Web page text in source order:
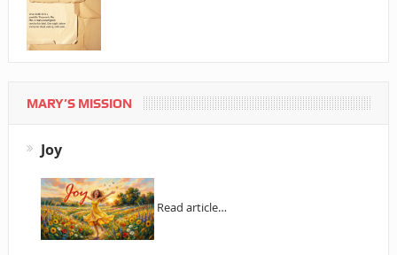
MARY’S MISSION
Joy
Read article…